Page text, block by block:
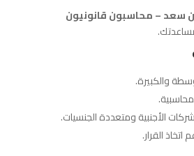
– محاسبون قانونيون
والكبيرة.
الأجنبية ومتعددة الجنسيات.
اتخاذ القرار.